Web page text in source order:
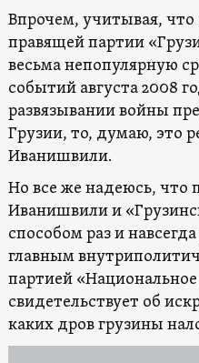
Впрочем, учитывая,
правящей партии
весьма непопулярную
событий августа 2008
развязывании войны
Грузии, то, думаю, это
Иванишвили.
Но все же надеюсь, что
Иванишвили и
способом раз и
главным
партией
свидетельствует об
каких дров грузины